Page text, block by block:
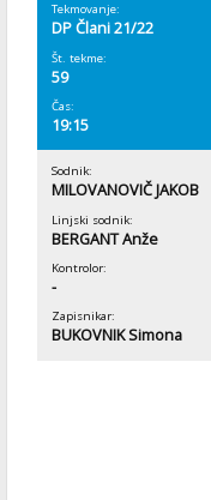
Tekmovanje:
DP Člani 21/22
Št. tekme:
59
Čas:
19:15
Sodnik:
MILOVANOVIČ JAKOB
Linjski sodnik:
BERGANT Anže
Kontrolor:
-
Zapisnikar:
BUKOVNIK Simona